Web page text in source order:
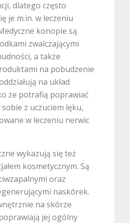
dlatego często
je m.in. w leczeniu
konopie są
zwalczającymi
a także
na pobudzenie
na układ
że potrafią poprawiać
z uczuciem lęku,
w leczeniu nerwic
wykazują się też
kosmetycznym. Są
oraz
naskórek.
na skórze
jej ogólny